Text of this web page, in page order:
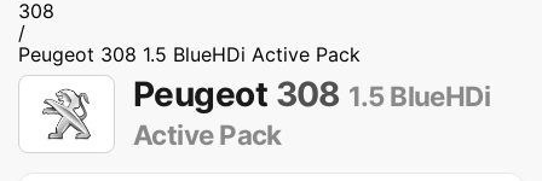
308
/
Peugeot 308 1.5 BlueHDi Active Pack
Peugeot 308 1.5 BlueHDi
Active Pack